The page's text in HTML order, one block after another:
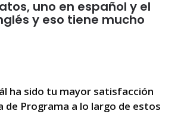
uno en español y el
y eso tiene mucho
ha sido tu mayor satisfacción
de Programa a lo largo de estos